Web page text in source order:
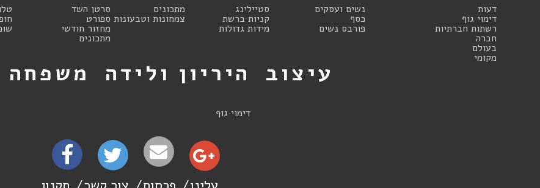
דעות
דימוי גוף
רשתות חברתיות
חברה
בעולם
מקומי
נשים ועסקים
כסף
פורבס נשים
סטיילינג
קניות ברשת
מידות גדולות
מתכונים
צמחונות וטבעונות
סרטן השד
ספורט
מחזור חודשי
מתכונים
עיצוב היריון ולידה
דימוי גוף
משפחה